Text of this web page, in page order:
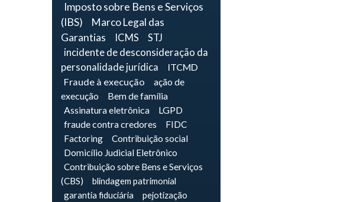
Imposto sobre Bens e Serviços
(IBS)
Marco Legal das
Garantias
ICMS
STJ
incidente de desconsideração da
personalidade jurídica
ITCMD
Fraude à execução
ação de
execução
Bem de família
Assinatura eletrônica
LGPD
fraude contra credores
FIDC
Factoring
Contribuição social
Domicílio Judicial Eletrônico
Contribuição sobre Bens e Serviços
(CBS)
blindagem patrimonial
garantia fiduciária
pejotização